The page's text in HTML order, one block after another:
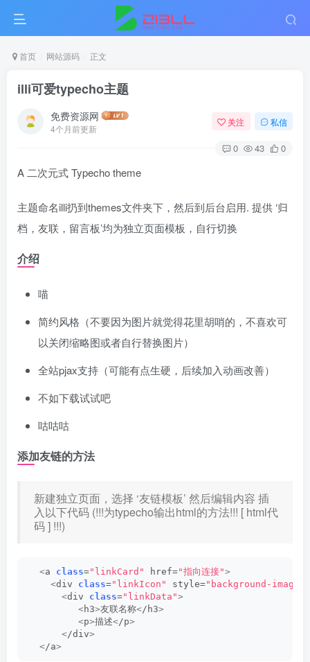
首页 网站源码 正文
illi可爱typecho主题
免费资源网
4个月前更新
关注 私信
0 43 0
A 二次元式 Typecho theme
主题命名illi扔到themes文件夹下，然后到后台启用. 提供 ‘归
档，友联，留言板’均为独立页面模板，自行切换
介绍
喵
简约风格（不要因为图片就觉得花里胡哨的，不喜欢可
以关闭缩略图或者自行替换图片）
全站pjax支持（可能有点生硬，后续加入动画改善）
不如下载试试吧
咕咕咕
添加友链的方法
新建独立页面，选择 ‘友链模板’ 然后编辑内容 插
入以下代码 (!!!为typecho输出html的方法!!! [ html代
码 ] !!!)
<a class="linkCard" href="指向连接">
<div class="linkIcon" style="background-
<div class="linkData">
<h3>友联名称</h3>
<p>描述</p>
</div>
</a>